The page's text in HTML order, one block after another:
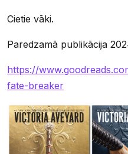
Cietie vāki.
Paredzamā publikācija
https://
fate-breaker